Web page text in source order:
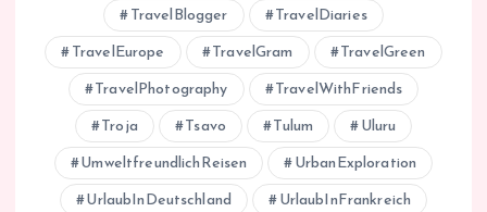
TravelBlogger TravelDiaries
TravelEurope TravelGram TravelGreen
TravelPhotography TravelWithFriends
Troja Tsavo Tulum Uluru
UmweltfreundlichReisen UrbanExploration
UrlaubInDeutschland UrlaubInFrankreich